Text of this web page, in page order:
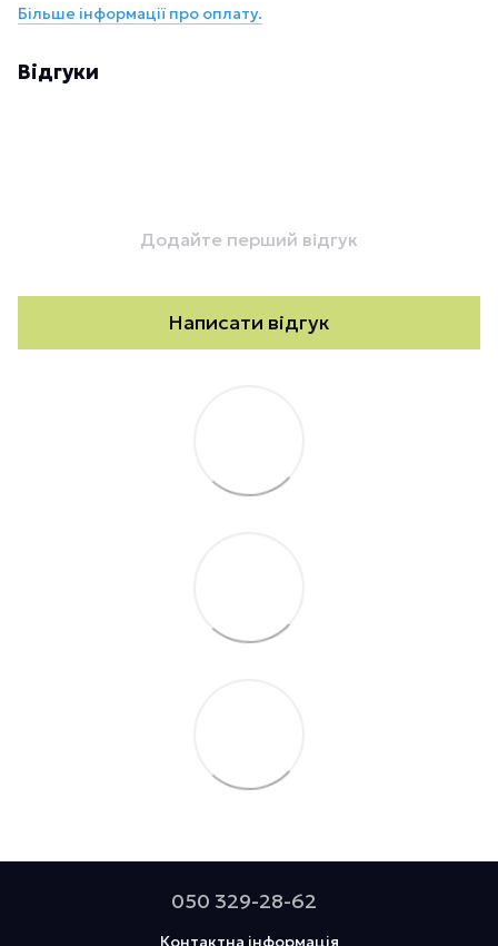
Більше інформації про оплату.
Відгуки
Додайте перший відгук
Написати відгук
050 329-28-62
Контактна інформація